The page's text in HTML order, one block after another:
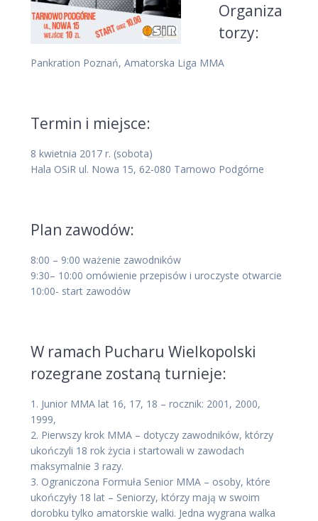
Organiza
torzy:
Pankration Poznań, Amatorska Liga MMA
Termin i miejsce:
8 kwietnia 2017 r. (sobota)
Hala OSiR ul. Nowa 15, 62-080 Tarnowo Podgórne
Plan zawodów:
8:00 – 9:00 ważenie zawodników
9:30– 10:00 omówienie przepisów i uroczyste otwarcie
10:00- start zawodów
W ramach Pucharu Wielkopolski
rozegrane zostaną turnieje:
1. Junior MMA lat 16, 17, 18 – rocznik: 2001, 2000,
1999,
2. Pierwszy krok MMA – dotyczy zawodników, którzy
ukończyli 18 rok życia i startowali w zawodach
maksymalnie 3 razy.
3. Ograniczona Formuła Senior MMA – osoby, które
ukończyły 18 lat – Seniorzy, którzy mają w swoim
dorobku tylko amatorskie walki. Jedna wygrana walka